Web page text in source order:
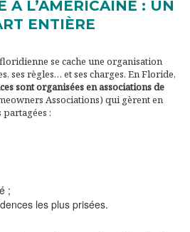
À L’AMÉRICAINE : UN
ENTIÈRE
se cache une organisation
ses règles… et ses charges. En Floride,
sont organisées enassociations de
Associations) qui gèrent en
:
;
les plus prisées.